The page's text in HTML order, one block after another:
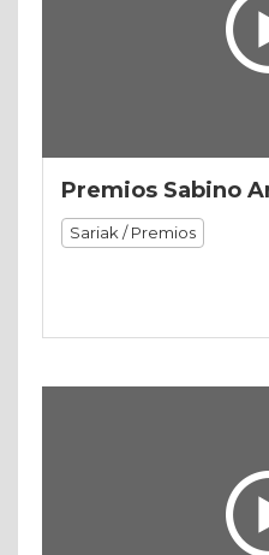
Premios Sabino
Sariak / Premios